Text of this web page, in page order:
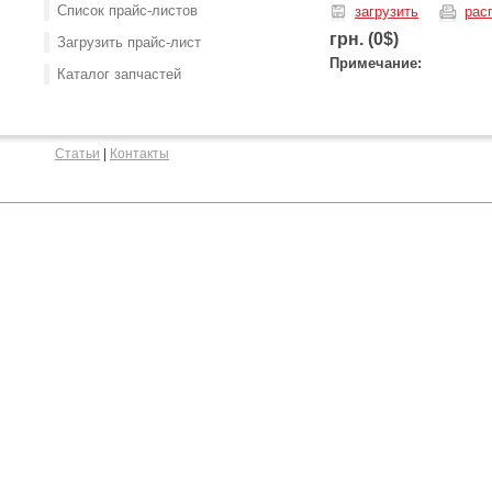
Список прайс-листов
Загрузить прайс-лист
Каталог запчастей
загрузить
грн. (0$)
Примечание:
Статьи Контакты